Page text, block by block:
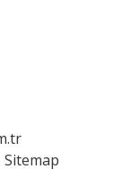
Sitemap